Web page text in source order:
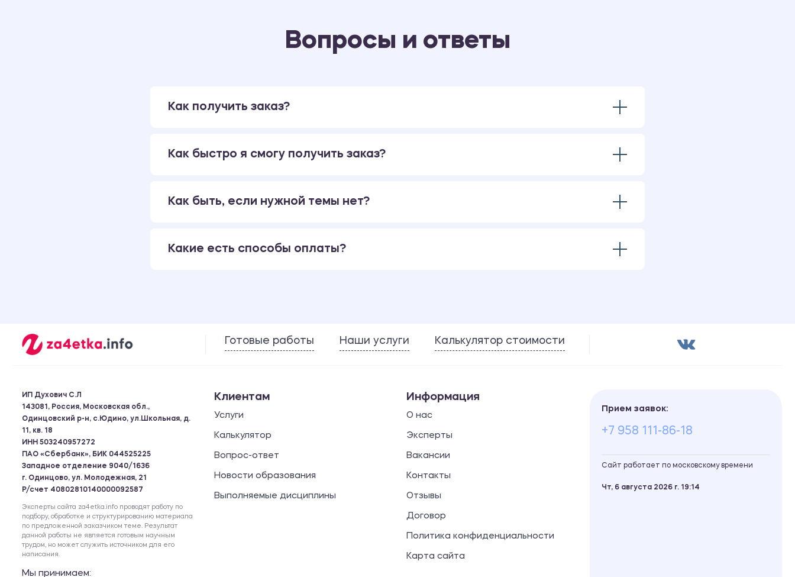
Вопросы и ответы
Как получить заказ?
Как быстро я смогу получить заказ?
Как быть, если нужной темы нет?
Какие есть способы оплаты?
Готовые работы Наши услуги Калькулятор стоимости
ИП Духович С.Л
143081, Россия, Московская обл.,
Одинцовский р-н, с.Юдино, ул.Школьная, д.
11, кв. 18
ИНН 503240957272
ПАО «Сбербанк», БИК 044525225
Западное отделение 9040/1636
г. Одинцово, ул. Молодежная, 21
Р/счет 40802810140000092587
Эксперты сайта za4etka.info проводят работу по
подбору, обработке и структурированию материала
по предложенной заказчиком теме. Результат
данной работы не является готовым научным
трудом, но может служить источником для его
написания.
Мы принимаем:
Клиентам
Услуги
Калькулятор
Вопрос-ответ
Новости образования
Выполняемые дисциплины
Информация
О нас
Эксперты
Вакансии
Контакты
Отзывы
Договор
Политика конфиденциальности
Карта сайта
Прием заявок:
+7 958 111-86-18
Сайт работает по московскому времени
Чт, 6 августа 2026 г. 19 14